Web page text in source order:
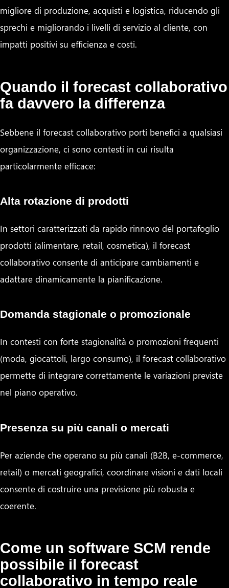
migliore di produzione, acquisti e logistica, riducendo gli
sprechi e migliorando i livelli di servizio al cliente, con
impatti positivi su efficienza e costi.
Quando il forecast collaborativo
fa davvero la differenza
Sebbene il forecast collaborativo porti benefici a qualsiasi
organizzazione, ci sono contesti in cui risulta
particolarmente efficace:
Alta rotazione di prodotti
In settori caratterizzati da rapido rinnovo del portafoglio
prodotti (alimentare, retail, cosmetica), il forecast
collaborativo consente di anticipare cambiamenti e
adattare dinamicamente la pianificazione.
Domanda stagionale o promozionale
In contesti con forte stagionalità o promozioni frequenti
(moda, giocattoli, largo consumo), il forecast collaborativo
permette di integrare correttamente le variazioni previste
nel piano operativo.
Presenza su più canali o mercati
Per aziende che operano su più canali (B2B, e-commerce,
retail) o mercati geografici, coordinare visioni e dati locali
consente di costruire una previsione più robusta e
coerente.
Come un software SCM rende
possibile il forecast
collaborativo in tempo reale